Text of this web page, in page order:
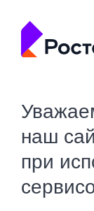
наш
при